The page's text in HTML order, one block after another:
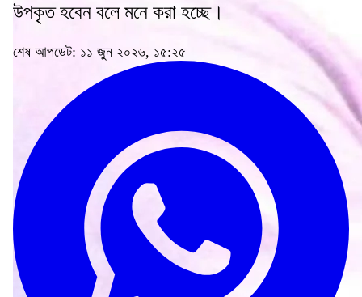
উপকৃত হবেন বলে মনে করা হচ্ছে।
শেষ আপডেট: ১১ জুন ২০২৬, ১৫:২৫